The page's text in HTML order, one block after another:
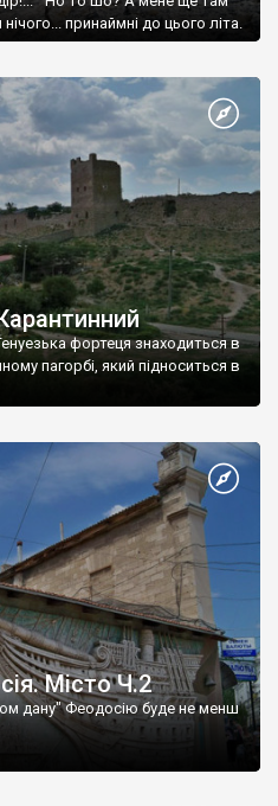
принаймні до цього літа.
фортеця знаходиться в
пагорбі, який підноситься в
Місто Ч.2
дану" Феодосію буде не менш